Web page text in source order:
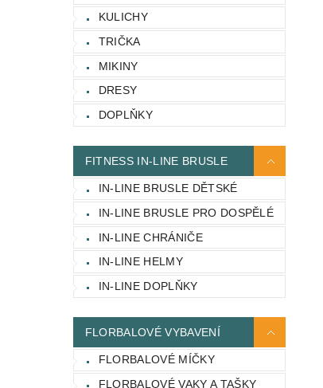
KULICHY
TRIČKA
MIKINY
DRESY
DOPLŇKY
FITNESS IN-LINE BRUSLE
IN-LINE BRUSLE DĚTSKÉ
IN-LINE BRUSLE PRO DOSPĚLÉ
IN-LINE CHRÁNIČE
IN-LINE HELMY
IN-LINE DOPLŇKY
FLORBALOVÉ VYBAVENÍ
FLORBALOVÉ MÍČKY
FLORBALOVÉ VAKY A TAŠKY